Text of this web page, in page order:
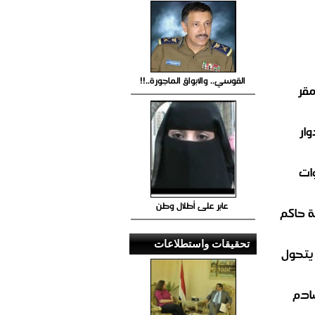
حاكم
يتحول
القوسي.. والابواق الماجورة..!!
عابر على أطلال وطن
تحقيقات واستطلاعات